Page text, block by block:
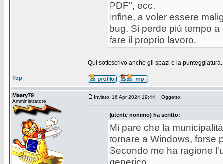
PDF", ecc.
Infine, a voler essere
bug. Si perde più tempo
fare il proprio lavoro.
Qui sottoscrivo anche gli spazi e la
Top
Maary79
Amministratore
Inviato: 16 Apr 2024 19:44 Oggetto:
{utente nonimo} ha scritto:
Mi pare che la
tornare a Windows, forse
Secondo me ha ragione
generico.